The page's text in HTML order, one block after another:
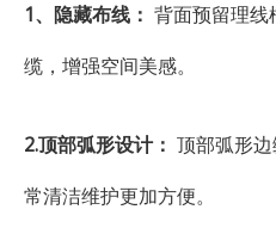
1、隐藏布线： 背面预留理线
缆，增强空间美感。
2.顶部弧形设计： 顶部弧形
常清洁维护更加方便。